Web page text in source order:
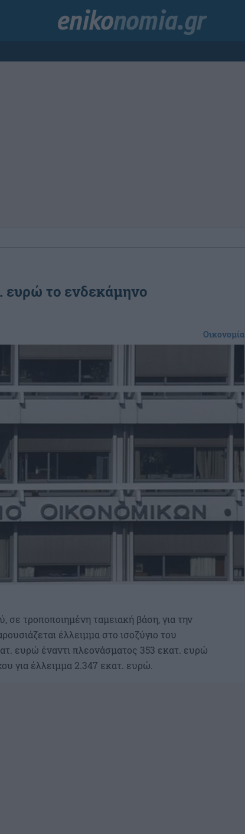
ευρώ το ενδεκάμηνο
Οικονομία
σε τροποποιημένη ταμειακή βάση, για την
έλλειμμα στο ισοζύγιο του
ευρώ έναντι πλεονάσματος 353 εκατ. ευρώ
για έλλειμμα 2.347 εκατ. ευρώ.